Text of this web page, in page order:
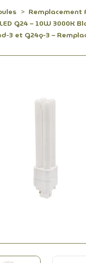
Remplacement
G24 – 10W 3000K
3 et G24q-3 –